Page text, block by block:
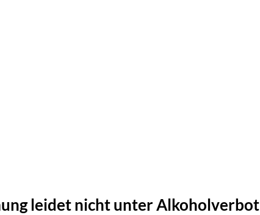
leidet nicht unter Alkoholverbot